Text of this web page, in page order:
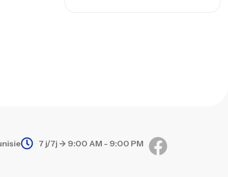
7 j/7j -> 9:00 AM - 9:00 PM